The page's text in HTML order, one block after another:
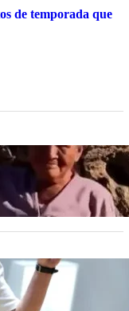
de temporada que
con un
que busca
en Latinoamérica